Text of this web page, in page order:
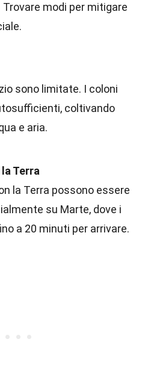
modi per mitigare
sono limitate. I coloni
coltivando
e aria.
Terra
la Terra possono essere
su Marte, dove i
a 20 minuti per arrivare.